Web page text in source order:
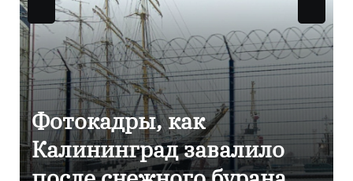
Фоторепортаж как в
Калининграде